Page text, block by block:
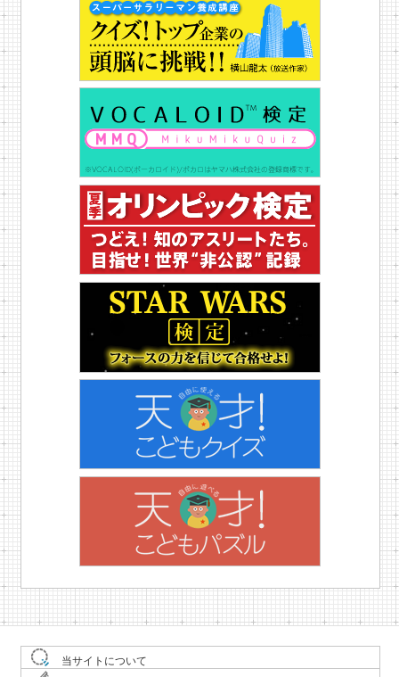
当サイトについて